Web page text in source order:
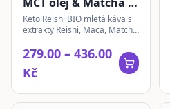
mletá
Keto Reishi BIO mletá káva s
extrakty Reishi, Maca, Matcha
Ideální pro moderní životní
279.00 – 436.00
Kč